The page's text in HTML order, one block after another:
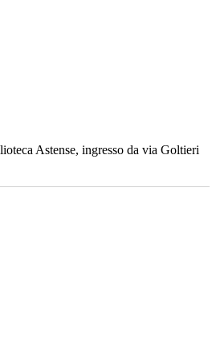
Astense, ingresso da via Goltieri